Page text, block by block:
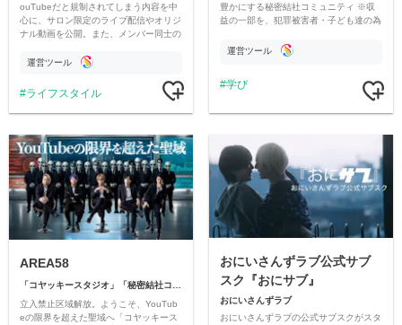
ouTubeだと規制されてしまう内容を中
心に、サロン限定のライブ配信やオリジ
ナル動画を公開。また、メンバー同士の
ただいています。
運営ツール
ライフスタイル
豊かにする秘密結社コミュニティ ※収
益の一部を、犯罪被害者・子ども達の為
す運営ツール
学び
AREA58
「コヤッキースタジオ」「秘密結社コヤミナティ」
立入禁止区域解放。ようこそ、YouTub
eの限界を超えた聖域へ「コヤッキース
おにいさんずラブ公式サブ
スク『おにサブ』
おにいさんずラブ
おにいさんずラブの公式サブスクがスタ